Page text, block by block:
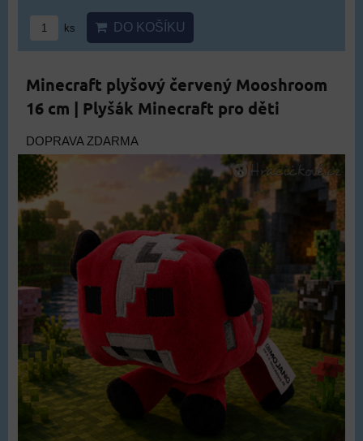
ks DO KOŠÍKU
Minecraft plyšový červený Mooshroom
16 cm | Plyšák Minecraft pro děti
DOPRAVA ZDARMA